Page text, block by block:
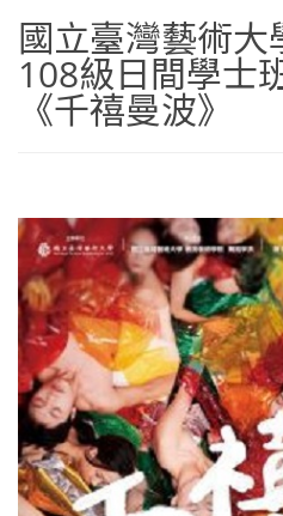
國立臺灣藝術大
108級日間學士
《千禧曼波》